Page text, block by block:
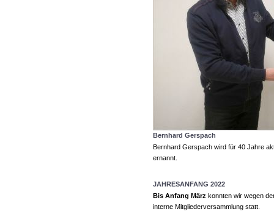
Bernhard Gerspach
Bernhard Gerspach wird für 40 Jahre
ernannt.
JAHRESANFANG 2022
Bis Anfang März konnten wir wegen
interne Mitgliederversammlung statt.